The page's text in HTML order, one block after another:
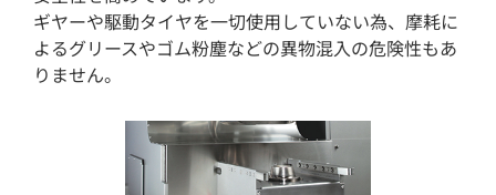
ギヤーや駆動タイヤを一切使用していない為、摩耗に
よるグリースやゴム粉塵などの異物混入の危険性もあ
りません。